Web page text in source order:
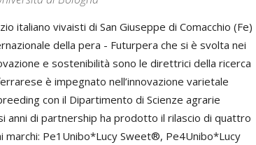
italiano vivaisti di San Giuseppe di Comacchio (Fe)
della pera - Futurpera che si è svolta nei
e sostenibilità sono le direttrici della ricerca
è impegnato nell’innovazione varietale
con il Dipartimento di Scienze agrarie
anni di partnership ha prodotto il rilascio di quattro
Pe1Unibo*Lucy Sweet®, Pe4Unibo*Lucy